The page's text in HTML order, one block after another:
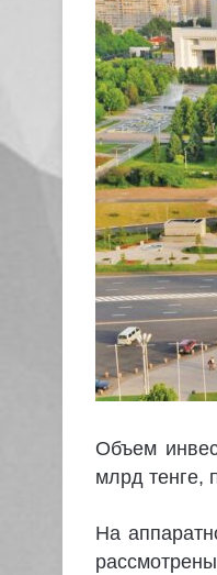
Объем
млрд тенге,
На